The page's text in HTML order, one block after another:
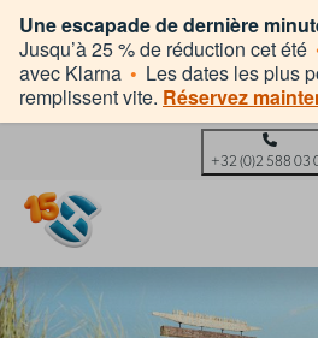
Une escapade de dernière
Jusqu’à 25 % de réduction cet été
avec Klarna • Les dates les plus
remplissent vite. Réservez
+32 (0)2 588 03